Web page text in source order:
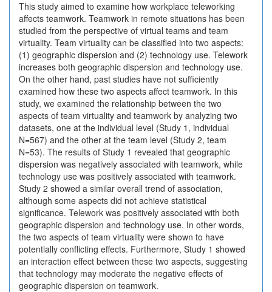
This study aimed to examine how workplace teleworking
affects teamwork. Teamwork in remote situations has been
studied from the perspective of virtual teams and team
virtuality. Team virtuality can be classified into two aspects:
(1) geographic dispersion and (2) technology use. Telework
increases both geographic dispersion and technology use.
On the other hand, past studies have not sufficiently
examined how these two aspects affect teamwork. In this
study, we examined the relationship between the two
aspects of team virtuality and teamwork by analyzing two
datasets, one at the individual level (Study 1, individual
N=567) and the other at the team level (Study 2, team
N=53). The results of Study 1 revealed that geographic
dispersion was negatively associated with teamwork, while
technology use was positively associated with teamwork.
Study 2 showed a similar overall trend of association,
although some aspects did not achieve statistical
significance. Telework was positively associated with both
geographic dispersion and technology use. In other words,
the two aspects of team virtuality were shown to have
potentially conflicting effects. Furthermore, Study 1 showed
an interaction effect between these two aspects, suggesting
that technology may moderate the negative effects of
geographic dispersion on teamwork.